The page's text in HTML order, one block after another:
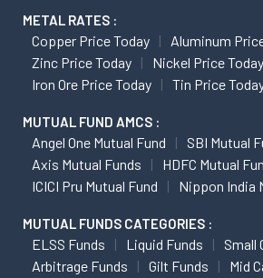
METAL RATES :
Copper Price Today
Aluminum
Zinc Price Today
Nickel Price Today
Iron Ore Price Today
Tin Price
MUTUAL FUND AMCS :
Angel One Mutual Fund
SBI Mutual
Axis Mutual Funds
HDFC Mutual
ICICI Pru Mutual Fund
Nippon India
MUTUAL FUNDS CATEGORIES :
ELSS Funds Liquid Funds
Small
Arbitrage Funds
Gilt Funds
Mid